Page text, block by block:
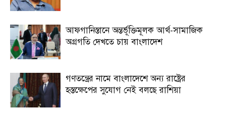
আফগানিস্তানে অন্তর্ভূক্তিমূলক আর্থ-সামাজিক
অগ্রগতি দেখতে চায় বাংলাদেশ
গণতন্ত্রের নামে বাংলাদেশে অন্য রাষ্ট্রের
হস্তক্ষেপের সুযোগ নেই বলছে রাশিয়া